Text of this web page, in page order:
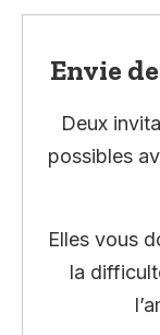
Envie
Deux
possibles
Elles vous
la